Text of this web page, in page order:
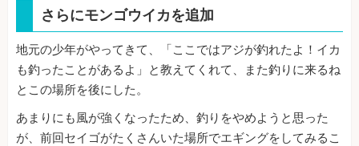
さらにモンゴウイカを追加
地元の少年がやってきて、「ここではアジが釣れたよ！イカ
も釣ったことがあるよ」と教えてくれて、また釣りに来るね
とこの場所を後にした。
あまりにも風が強くなったため、釣りをやめようと思った
が、前回セイゴがたくさんいた場所でエギングをしてみるこ